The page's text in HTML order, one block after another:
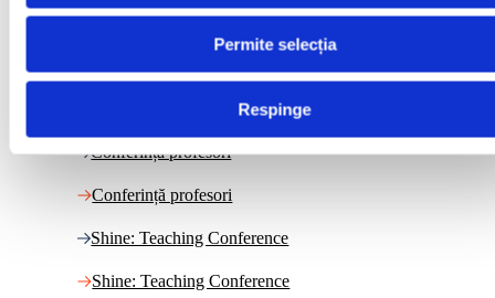
Permite selecția
Respinge
TKT: Teaching Knowledge Test
Conferință profesori
Conferință profesori
Shine: Teaching Conference
Shine: Teaching Conference